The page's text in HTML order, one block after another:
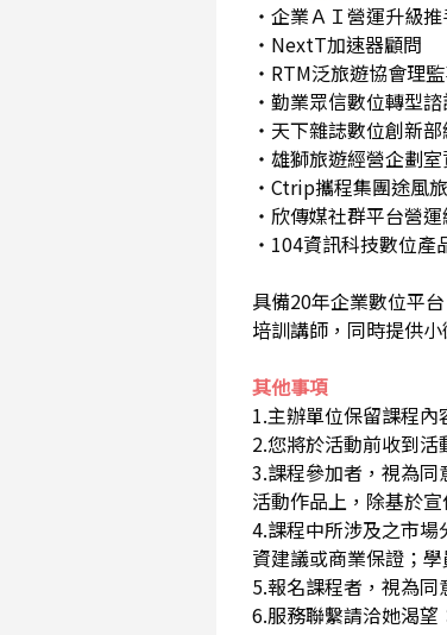
・企業ＡＩ營運升級
・NextT加速器顧問
・RTM泛旅遊協會理
・勤業眾信數位轉型
・天下雜誌數位創新
・雄獅旅遊經營企劃
・Ctrip攜程集團途風
・欣傳媒社群平台營
・104資訊科技數位產
具備20年企業數位平
培訓講師，同時提供
其他事項
1.主辦單位保留課程
2.您將於活動前收到
3.課程參加者，視為
活動作品上，除基於
4.課程中所涉及之市
資建議或商業保證；
5.報名課程者，視為
6.服務聯繫請洽她渴